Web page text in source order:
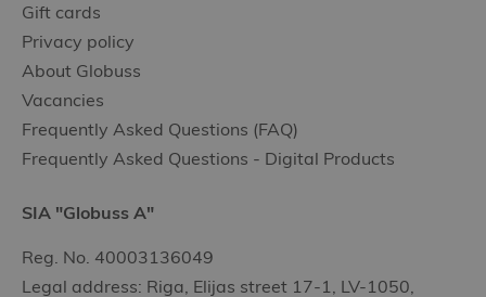
Gift cards
Privacy policy
About Globuss
Vacancies
Frequently Asked Questions (FAQ)
Frequently Asked Questions - Digital Products
SIA "Globuss A"
Reg. No. 40003136049
Legal address: Riga, Elijas street 17-1, LV-1050,